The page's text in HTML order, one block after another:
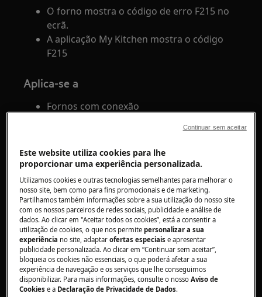
O forno mostra o código de erro F215 no
ecrã.
A aplicação My Kitchen mostra o código
F215
Aplica-se a
Fornos com conexão
Se o seu forno apresentar o códigoF215
um problema de software.
Caso o códigoF215seja exibido apenas no App
recomendamos os seguintes passos:
Reinstale o App no seu smartphone com a
última versão disponível
Volte a ligar o forno à App
Desligue o forno da fonte de alimentação
Este website utiliza cookies para lhe
proporcionar uma experiência personalizada.
Utilizamos cookies e outras tecnologias semelhantes para melhorar o
nosso site, bem como para fins promocionais e de marketing.
Partilhamos também informações sobre a sua utilização do nosso site
com os nossos parceiros de redes sociais, publicidade e análise de
dados. Ao clicar em "Aceitar todos os cookies”, está a consentir a
utilização de cookies, o que nos permitepersonalizar a sua
experiência no site, adaptarofertas especiaise apresentar
publicidade personalizada. Ao clicar em “Continuar sem aceitar”,
bloqueia os cookies não essenciais, o que poderá afetar a sua
experiência de navegação e os serviços que lhe conseguimos
disponibilizar. Para mais informações, consulte o nossoAviso de
Cookies e a Declaração de Privacidade de Dados.
Continuar sem aceitar